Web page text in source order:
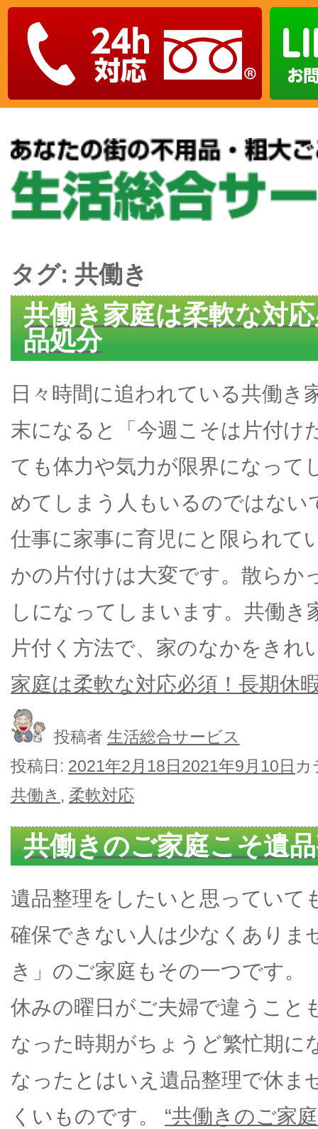
タグ: 共働き
共働き家庭は柔軟な対
品処分
日々時間に追われている共働き
末になると「今週こそは片付け
ても体力や気力が限界になっ
めてしまう人もいるのではない
仕事に家事に育児にと限られて
かの片付けは大変です。散らか
しになってしまいます。共働
片付く方法で、家のなかをき
家庭は柔軟な対応必須！長期休
投稿者 生活総合サービス
投稿日: 2021年2月18日2021年9月10日
共働き , 柔軟対応
共働きのご家庭こそ遺
遺品整理をしたいと思っていて
確保できない人は少なくありま
き」のご家庭もその一つです。
休みの曜日がご夫婦で違うこと
なった時期がちょうど繁忙期に
なったとはいえ遺品整理で休
くいものです。 “共働きのご家